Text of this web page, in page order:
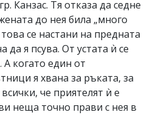
Канзас. Тя отказа да седне
до нея била „много
се настани на предната
да я псува. От устата ѝ се
А когато един от
я хвана за ръката, за
че приятелят ѝ е
неща точно прави с нея в